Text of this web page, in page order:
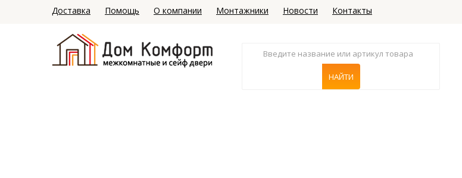
Доставка Помощь О компании Монтажники Новости Контакты